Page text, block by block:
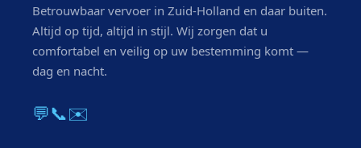
Betrouwbaar vervoer in Zuid-Holland en daar buiten.
Altijd op tijd, altijd in stijl. Wij zorgen dat u
comfortabel en veilig op uw bestemming komt —
dag en nacht.
💬📞✉️